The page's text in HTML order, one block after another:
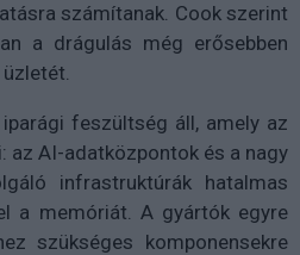
számítanak. Cook szerint
a drágulás még erősebben
feszültség áll, amely az
az AI-adatközpontok és a nagy
infrastruktúrák hatalmas
a memóriát. A gyártók egyre
szükséges komponensekre